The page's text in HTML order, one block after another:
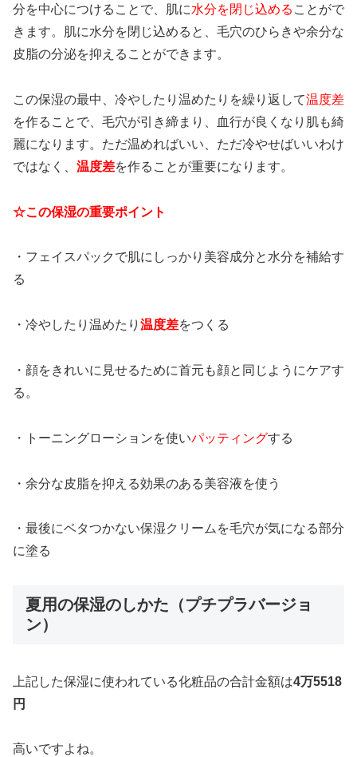
分を中心につけることで、肌に水分を閉じ込める ことがで
きます。肌に水分を閉じ込めると、毛穴のひらきや余分な
皮脂の分泌を抑えることができます。
この保湿の最中、冷やしたり温めたりを繰り返して温度差
を作ることで、毛穴が引き締まり、血行が良くなり肌も綺
麗になります。ただ温めればいい、ただ冷やせばいいわけ
ではなく、 温度差を作ることが重要になります。
☆この保湿の重要ポイント
・フェイスパックで肌にしっかり美容成分と水分を補給す
る
・冷やしたり温めたり 温度差をつくる
・顔をきれいに見せるために首元も顔と同じようにケアす
る。
・トーニングローションを使いパッティングする
・余分な皮脂を抑える効果のある美容液を使う
・最後にベタつかない保湿クリームを毛穴が気になる部分
に塗る
夏用の保湿のしかた（プチプラバージョ
ン）
上記した保湿に使われている化粧品の合計金額は4万5518
円
高いですよね。